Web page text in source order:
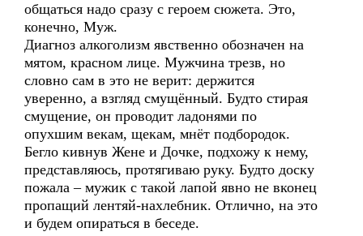
общаться надо сразу с героем сюжета. Это,
конечно, Муж.
Диагноз алкоголизм явственно обозначен на
мятом, красном лице. Мужчина трезв, но
словно сам в это не верит: держится
уверенно, а взгляд смущённый. Будто стирая
смущение, он проводит ладонями по
опухшим векам, щекам, мнёт подбородок.
Бегло кивнув Жене и Дочке, подхожу к нему,
представляюсь, протягиваю руку. Будто доску
пожала – мужик с такой лапой явно не вконец
пропащий лентяй-нахлебник. Отлично, на это
и будем опираться в беседе.